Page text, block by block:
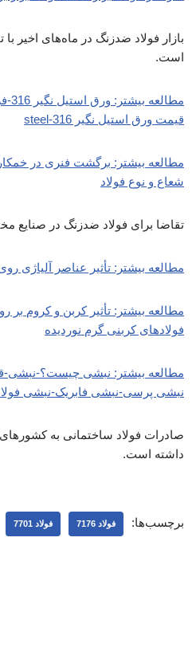
بازار فولاد ضدزنگ در ماه‌های اخیر
است.
قیمت ورق استیل نگیر 316-steel
مطالعه بیشتر: برگشت فنری در
شعاع و نوع فولاد
تقاضا برای فولاد ضدزنگ در صنایع
مطالعه بیشتر: تأثیر عناصر آلیاژی
مطالعه بیشتر: تأثیر کربن و کروم بر
فولادهای کربنی گرم نوردیده
مطالعه بیشتر: نبشی چیست؟-
نبشی پرسی-نبشی فابریک-نبشی
صادرات فولاد ساختمانی به
داشته است.
برچسب‌ها: فولاد 7176 فولاد 7701